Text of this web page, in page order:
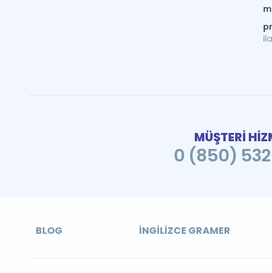
MÜŞTERİ
0 (850) 532
BLOG İNGILIZCE GRAMER